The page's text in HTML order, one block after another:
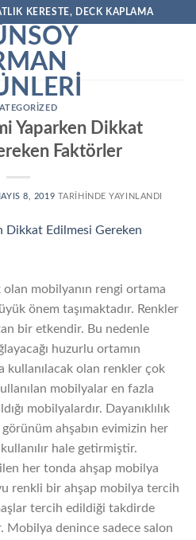
KERESTE, DECK KAPLAMA
Yaparken Dikkat
Faktörler
8, 2019 TARIHINDE YAYINLANDI
mobilyanın rengi ortama
önem taşımaktadır. Renkler
bir etkendir. Bu nedenle
huzurlu ortamın
kullanılacak olan renkler çok
mobilyalar en fazla
mobilyalardır. Dayanıklılık
ahşabın evimizin her
hale getirmiştir.
her tonda ahşap mobilya
renkli bir ahşap mobilya tercih
tercih edildiği takdirde
Mobilya denince sadece salon